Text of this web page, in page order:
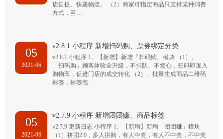
店自提、快递物流。 （2）商家可指定商品只支持某种消费
方式，至…
05
2021-06
v2.8.1 小程序 新增扫码购、票券绑定分类
v2.8.1 小程序 1、【新增】新增「扫码购」模块 （1）、
「扫码购」顾客体验全升级，不排队、不烦心，扫码即加入
购物车，促进门店的成交转化 （2）、批量生成商品二维码
标签，标签包…
05
2021-06
v2.7.9 小程序 新增团团赚、商品标签
v2.7.9 更新日志 小程序 1、【新增】新增「团团赚」模块
（1）拼团2.0，多人拼购，有人中奖，有人不中奖，不中奖